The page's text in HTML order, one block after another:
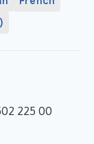
225 00